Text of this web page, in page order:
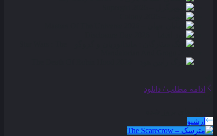
ادامه مطلب / دانلود
آرشیو